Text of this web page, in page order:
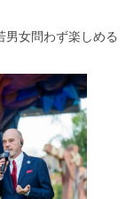
男女問わず楽しめる